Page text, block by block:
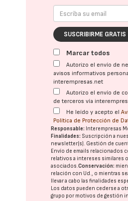
SUSCRIBIRME GRATIS
Marcar todos
Autorizo el envío de
avisos informativos
interempresas.net
Autorizo el envío de
de terceros vía
He leído y acepto el
Política de Protección de
Responsable: Interempresas
Finalidades: Suscripción a
newsletter(s). Gestión de
Envío de emails relacionados
relativos a intereses similares o
asociados.Conservación:
relación con Ud., o mientras
llevar a cabo las finalidades
Los datos pueden cederse a
grupo por motivos de gestión